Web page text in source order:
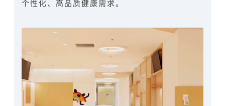
个性化、高品质健康需求。